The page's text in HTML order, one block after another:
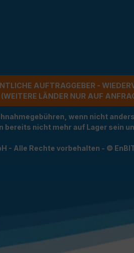
AUFTRAGGEBER -
LÄNDER NUR AUF
wenn nicht
nicht mehr auf Lager sein
- Alle Rechte vorbehalten - ©